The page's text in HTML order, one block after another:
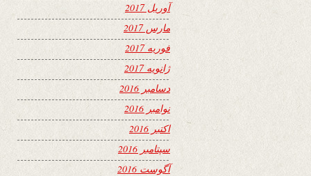
آوریل 2017
مارس 2017
فوریه 2017
ژانویه 2017
دسامبر 2016
نوامبر 2016
اکتبر 2016
سپتامبر 2016
آگوست 2016